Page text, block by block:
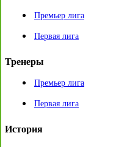
Премьер лига
Первая лига
Тренеры
Премьер лига
Первая лига
История